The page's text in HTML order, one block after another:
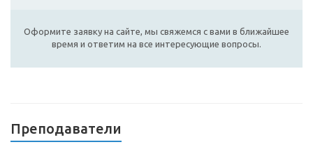
Оформите заявку на сайте, мы свяжемся с вами в ближайшее
время и ответим на все интересующие вопросы.
Преподаватели